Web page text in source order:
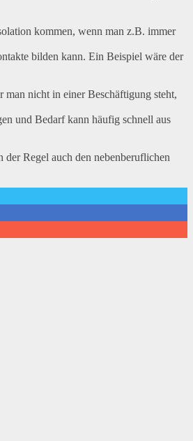
kommen, wenn man z.B. immer
bilden kann. Ein Beispiel wäre der
nicht in einer Beschäftigung steht,
und Bedarf kann häufig schnell aus
Regel auch den nebenberuflichen